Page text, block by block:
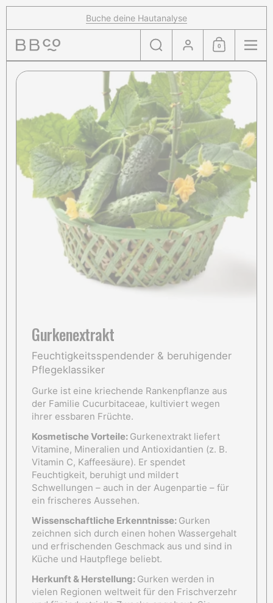
Buche deine Hautanalyse
Konto
Einkaufswagen
0 Menü
Gurkenextrakt
Feuchtigkeitsspendender & beruhigender
Pflegeklassiker
Gurke ist eine kriechende Rankenpflanze aus
der Familie Cucurbitaceae, kultiviert wegen
ihrer essbaren Früchte.
Kosmetische Vorteile: Gurkenextrakt liefert
Vitamine, Mineralien und Antioxidantien (z. B.
Vitamin C, Kaffeesäure). Er spendet
Feuchtigkeit, beruhigt und mildert
Schwellungen – auch in der Augenpartie – für
ein frischeres Aussehen.
Wissenschaftliche Erkenntnisse: Gurken
zeichnen sich durch einen hohen Wassergehalt
und erfrischenden Geschmack aus und sind in
Küche und Hautpflege beliebt.
Herkunft & Herstellung: Gurken werden in
vielen Regionen weltweit für den Frischverzehr